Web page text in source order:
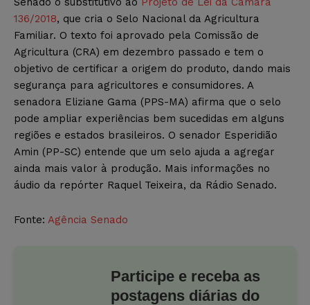
136/2018, que cria o Selo Nacional da Agricultura
Familiar. O texto foi aprovado pela Comissão de
Agricultura (CRA) em dezembro passado e tem o
objetivo de certificar a origem do produto, dando mais
segurança para agricultores e consumidores. A
senadora Eliziane Gama (PPS-MA) afirma que o selo
pode ampliar experiências bem sucedidas em alguns
regiões e estados brasileiros. O senador Esperidião
Amin (PP-SC) entende que um selo ajuda a agregar
ainda mais valor à produção. Mais informações no
áudio da repórter Raquel Teixeira, da Rádio Senado.
Fonte: Agência Senado
Participe e receba as
postagens diárias do